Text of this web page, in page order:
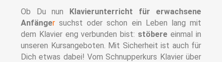
Ob Du nun Klavierunterricht für erwachsene
Anfänger suchst oder schon ein Leben lang mit
dem Klavier eng verbunden bist: stöbere einmal in
unseren Kursangeboten. Mit Sicherheit ist auch für
Dich etwas dabei! Vom Schnupperkurs Klavier über